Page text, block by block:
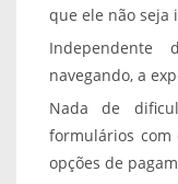
que ele não seja
navegando, a
Nada de
formulários com
opções de